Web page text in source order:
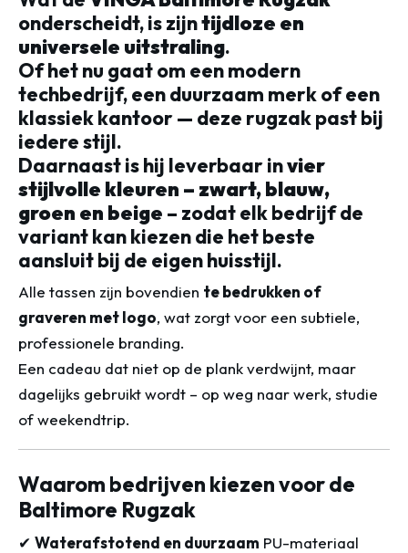
onderscheidt, is zijntijdloze en
universele uitstraling.
Of het nu gaat om een modern
techbedrijf, een duurzaam merk of een
klassiek kantoor — deze rugzak past bij
iedere stijl.
Daarnaast is hij leverbaar invier
stijlvolle kleuren – zwart, blauw,
groen en beige – zodat elk bedrijf de
variant kan kiezen die het beste
aansluit bij de eigen huisstijl.
Alle tassen zijn bovendien te bedrukken of
graveren met logo, wat zorgt voor een subtiele,
professionele branding.
Een cadeau dat niet op de plank verdwijnt, maar
dagelijks gebruikt wordt – op weg naar werk, studie
of weekendtrip.
Waarom bedrijven kiezen voor de
Baltimore Rugzak
✔ Waterafstotend en duurzaam PU-materiaal